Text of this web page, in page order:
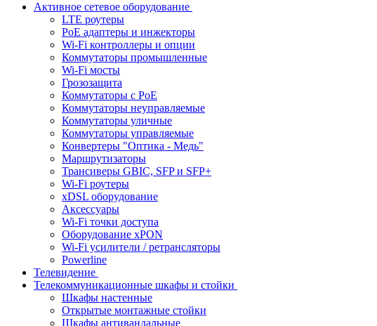
Активное сетевое оборудование
LTE роутеры
PoE адаптеры и инжекторы
Wi-Fi контроллеры и опции
Коммутаторы промышленные
Wi-Fi мосты
Грозозащита
Коммутаторы c PoE
Коммутаторы неуправляемые
Коммутаторы уличные
Коммутаторы управляемые
Конвертеры "Оптика - Медь"
Маршрутизаторы
Трансиверы GBIC, SFP и SFP+
Wi-Fi роутеры
xDSL оборудование
Аксессуары
Wi-Fi точки доступа
Оборудование хPON
Wi-Fi усилители / ретрансляторы
Powerline
Телевидение
Телекоммуникационные шкафы и стойки
Шкафы настенные
Открытые монтажные стойки
Шкафы антивандальные